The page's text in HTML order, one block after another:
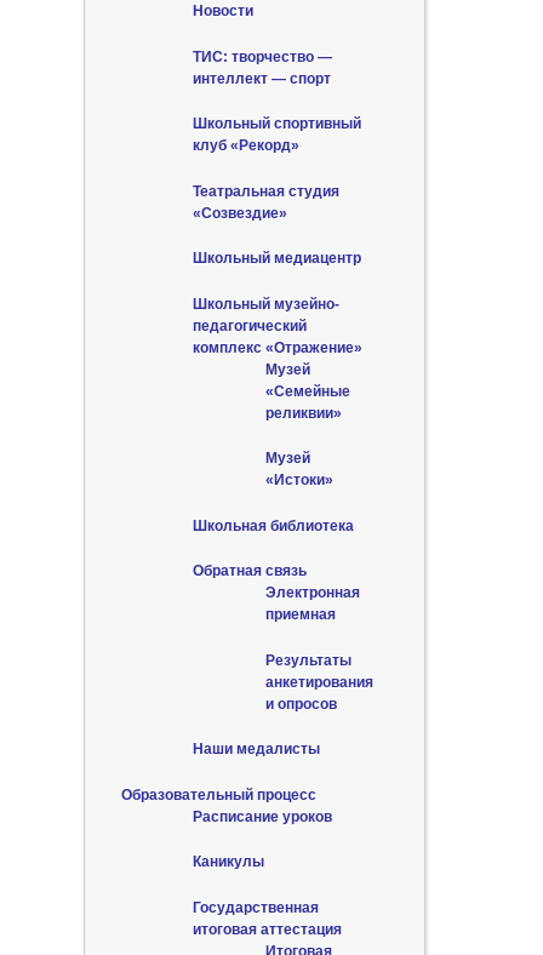
Новости
ТИС: творчество —
интеллект — спорт
Школьный спортивный
клуб «Рекорд»
Театральная студия
«Созвездие»
Школьный медиацентр
Школьный музейно-
педагогический
комплекс «Отражение»
Музей
«Семейные
реликвии»
Музей
«Истоки»
Школьная библиотека
Обратная связь
Электронная
приемная
Результаты
анкетирования
и опросов
Наши медалисты
Образовательный процесс
Расписание уроков
Каникулы
Государственная
итоговая аттестация
Итоговая